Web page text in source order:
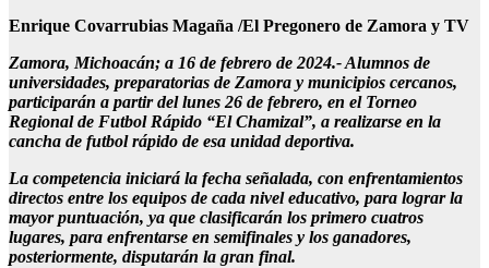
Enrique Covarrubias Magaña /El Pregonero de Zamora y TV
Zamora, Michoacán; a 16 de febrero de 2024.- Alumnos de
universidades, preparatorias de Zamora y municipios cercanos,
participarán a partir del lunes 26 de febrero, en el Torneo
Regional de Futbol Rápido “El Chamizal”, a realizarse en la
cancha de futbol rápido de esa unidad deportiva.
La competencia iniciará la fecha señalada, con enfrentamientos
directos entre los equipos de cada nivel educativo, para lograr la
mayor puntuación, ya que clasificarán los primero cuatros
lugares, para enfrentarse en semifinales y los ganadores,
posteriormente, disputarán la gran final.